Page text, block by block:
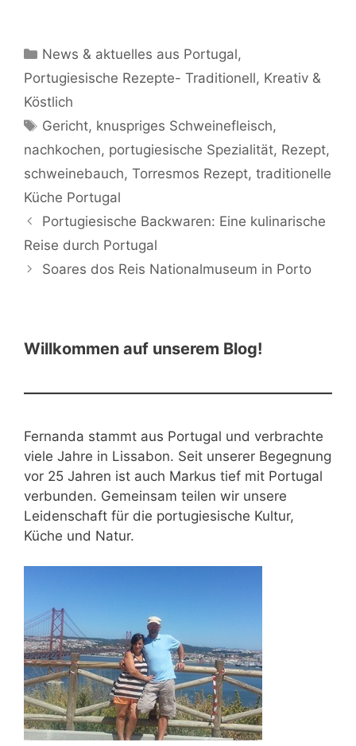
Kategorien
News & aktuelles aus Portugal,
Portugiesische Rezepte- Traditionell, Kreativ &
Köstlich
Schlagwörter
Gericht, knuspriges Schweinefleisch,
nachkochen, portugiesische Spezialität, Rezept,
schweinebauch, Torresmos Rezept, traditionelle
Küche Portugal
Portugiesische Backwaren: Eine kulinarische
Reise durch Portugal
Soares dos Reis Nationalmuseum in Porto
Willkommen auf unserem Blog!
Fernanda stammt aus Portugal und verbrachte
viele Jahre in Lissabon. Seit unserer Begegnung
vor 25 Jahren ist auch Markus tief mit Portugal
verbunden. Gemeinsam teilen wir unsere
Leidenschaft für die portugiesische Kultur,
Küche und Natur.